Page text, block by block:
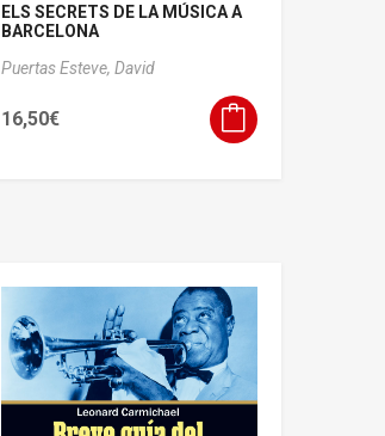
ELS SECRETS DE LA MÚSICA A
BARCELONA
Puertas Esteve, David
16,50€